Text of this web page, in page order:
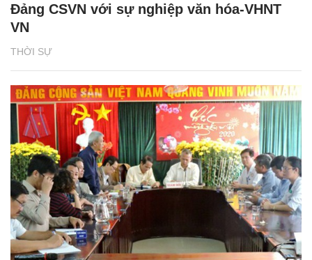
THỜI SỰ
Đảng CSVN với sự nghiệp văn hóa-VHNT
VN